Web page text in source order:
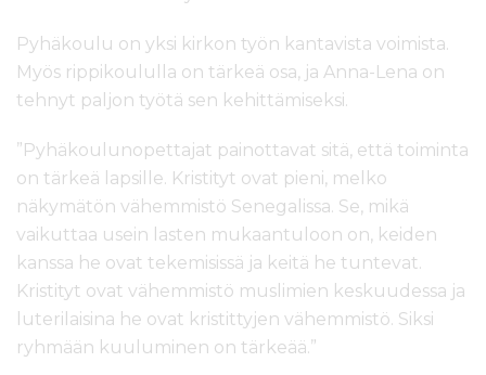
Pyhäkoulu on yksi kirkon työn kantavista voimista.
Myös rippikoululla on tärkeä osa, ja Anna-Lena on
tehnyt paljon työtä sen kehittämiseksi.
”Pyhäkoulunopettajat painottavat sitä, että toiminta
on tärkeä lapsille. Kristityt ovat pieni, melko
näkymätön vähemmistö Senegalissa. Se, mikä
vaikuttaa usein lasten mukaantuloon on, keiden
kanssa he ovat tekemisissä ja keitä he tuntevat.
Kristityt ovat vähemmistö muslimien keskuudessa ja
luterilaisina he ovat kristittyjen vähemmistö. Siksi
ryhmään kuuluminen on tärkeää.”